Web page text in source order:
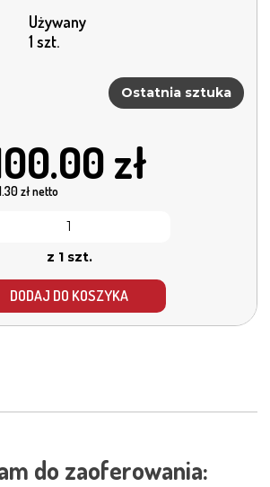
Używany
1 szt.
Ostatnia sztuka
zł
zł netto
z 1 szt.
DODAJ DO KOSZYKA
do zaoferowania: